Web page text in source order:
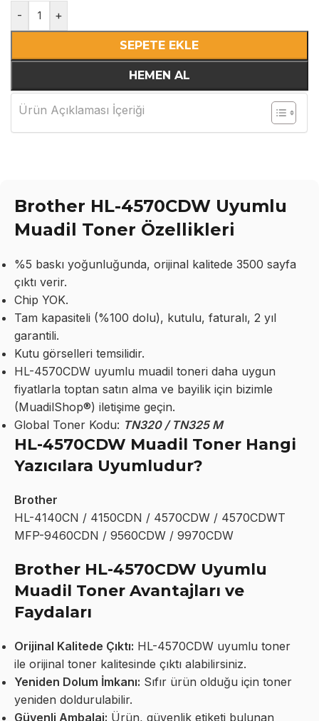
- +
SEPETE EKLE
HEMEN AL
Ürün Açıklaması İçeriği
Brother HL-4570CDW Uyumlu
Muadil Toner Özellikleri
%5 baskı yoğunluğunda, orijinal kalitede 3500 sayfa
çıktı verir.
Chip YOK.
Tam kapasiteli (%100 dolu), kutulu, faturalı, 2 yıl
garantili.
Kutu görselleri temsilidir.
HL-4570CDW uyumlu muadil toneri daha uygun
fiyatlarla toptan satın alma ve bayilik için bizimle
(MuadilShop®) iletişime geçin.
Global Toner Kodu: TN320 / TN325 M
HL-4570CDW Muadil Toner Hangi
Yazıcılara Uyumludur?
Brother
HL-4140CN / 4150CDN / 4570CDW / 4570CDWT
MFP-9460CDN / 9560CDW / 9970CDW
Brother HL-4570CDW Uyumlu
Muadil Toner Avantajları ve
Faydaları
Orijinal Kalitede Çıktı: HL-4570CDW uyumlu toner
ile orijinal toner kalitesinde çıktı alabilirsiniz.
Yeniden Dolum İmkanı: Sıfır ürün olduğu için toner
yeniden doldurulabilir.
Güvenli Ambalaj: Ürün, güvenlik etiketi bulunan